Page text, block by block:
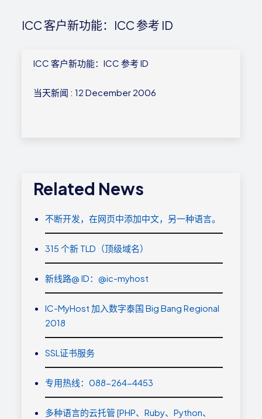
ICC 客户新功能：ICC 参考 ID
ICC 客户新功能：ICC 参考 ID
当天新闻 : 12 December 2006
Related News
不断开发，在网页中添加中文，另一种语言。
315 个新 TLD（顶级域名）
新线路@ ID：@ic-myhost
IC-MyHost 加入数字泰国 Big Bang Regional
2018
SSL证书服务
专用热线：088-264-4453
多种语言的云托管 [PHP、Ruby、Python、